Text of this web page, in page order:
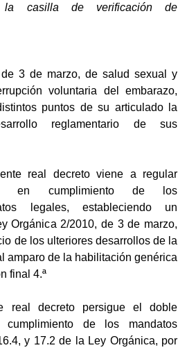
la casilla de verificación de
3 de marzo, de salud sexual y
voluntaria del embarazo,
puntos de su articulado la
reglamentario de sus
real decreto viene a regular
en cumplimiento de los
legales, estableciendo un
Orgánica 2/2010, de 3 de marzo,
de los ulteriores desarrollos de la
amparo de la habilitación genérica
final 4.ª
real decreto persigue el doble
de los mandatos
y 17.2 de la Ley Orgánica, por